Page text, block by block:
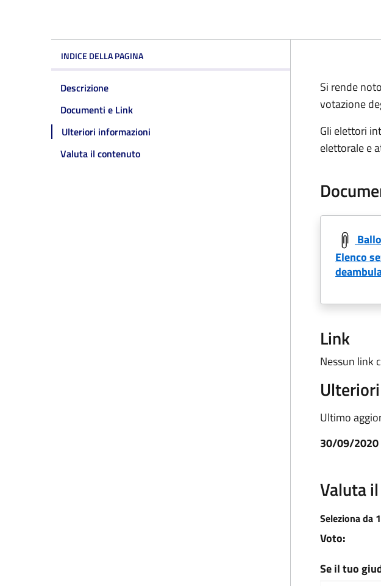
INDICE DELLA PAGINA
Descrizione
Documenti e Link
Ulteriori informazioni
Valuta il contenuto
Si rende
votazione
Gli elettori
elettorale e
Elenco
Link
Nessun link
Ultimo
30/09/2020
Valuta
Seleziona da
Voto:
Se il tuo